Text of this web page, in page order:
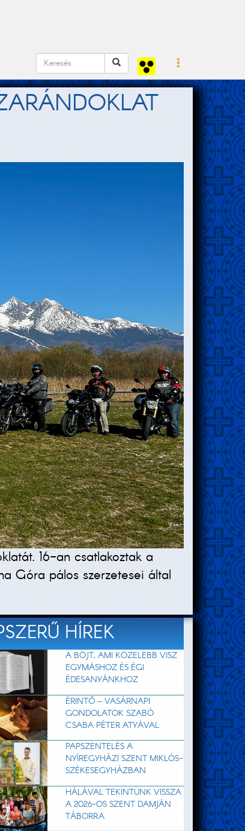
16-an csatlakoztak a
Góra pálos szerzetesei által
HÍREK
A BÖJT, AMI KÖZELEBB VISZ
EGYMÁSHOZ ÉS ÉGI
ÉDESANYÁNKHOZ
ÉRINTŐ – VASÁRNAPI
GONDOLATOK SZABÓ
CSABA PÉTER ATYÁVAL
PAPSZENTELÉS A
NYÍREGYHÁZI SZENT MIKLÓS-
SZÉKESEGYHÁZBAN
HÁLÁVAL TEKINTÜNK VISSZA
A 2026-OS SZENT DAMJÁN
TÁBORRA